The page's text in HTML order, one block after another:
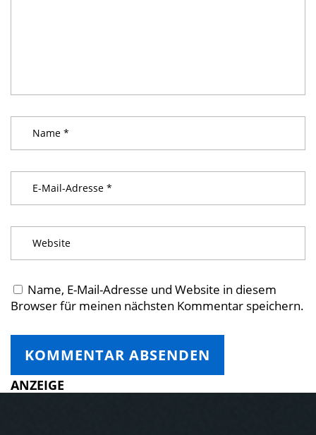
Name, E-Mail-Adresse und Website in diesem
Browser für meinen nächsten Kommentar speichern.
ANZEIGE